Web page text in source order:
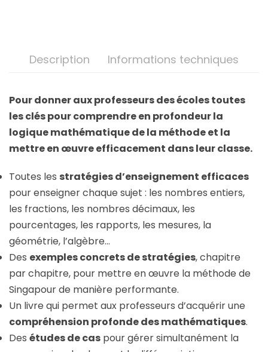
Description Informations techniques
Pour donner aux professeurs des écoles toutes
les clés pour comprendre en profondeur la
logique mathématique de la méthode et la
mettre en œuvre efficacement dans leur classe.
Toutes les stratégies d’enseignement efficaces
pour enseigner chaque sujet : les nombres entiers,
les fractions, les nombres décimaux, les
pourcentages, les rapports, les mesures, la
géométrie, l’algèbre…
Des exemples concrets de stratégies, chapitre
par chapitre, pour mettre en œuvre la méthode de
Singapour de manière performante.
Un livre qui permet aux professeurs d’acquérir une
compréhension profonde des mathématiques.
Des études de cas pour gérer simultanément la